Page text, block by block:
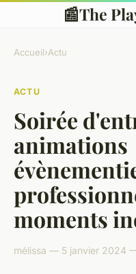
📰The
Accueil›Actu
ACTU
Soirée
animations
moments
mélissa — 5 janvier 2024